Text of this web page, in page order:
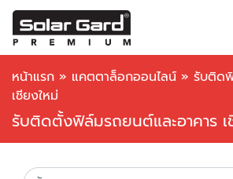
หน้าแรก » แคตตาล็อกออนไลน์ » รับติด
เชียงใหม่
รับติดตั้งฟิล์มรถยนต์และอาคาร เ